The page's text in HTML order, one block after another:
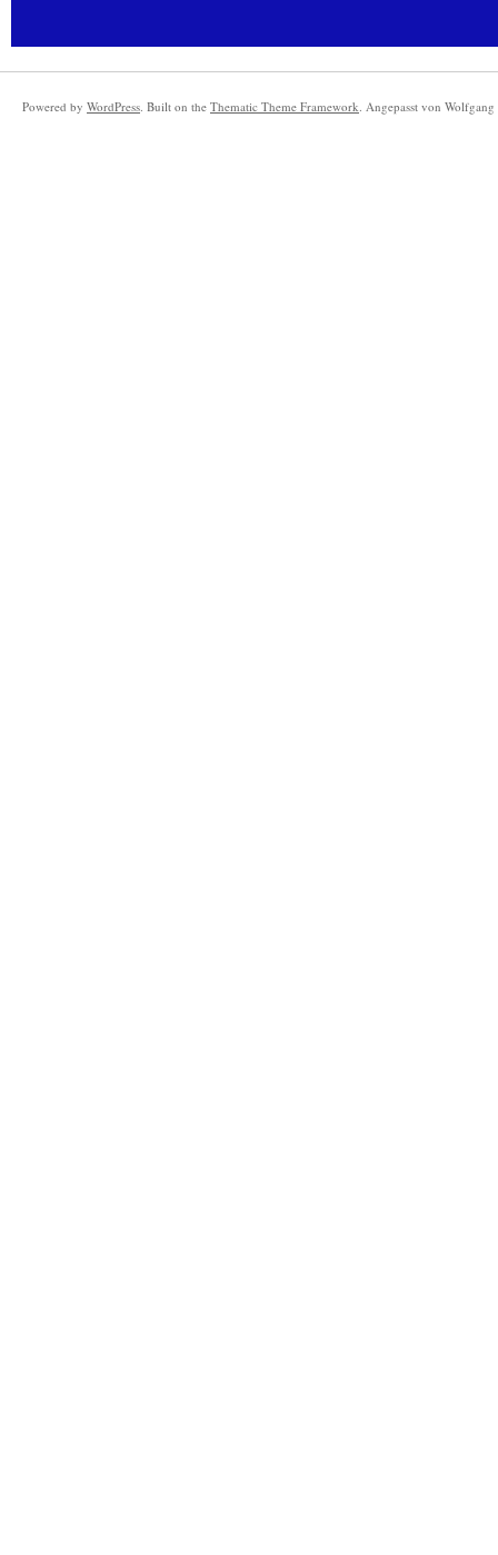
Powered by WordPress. Built on the Thematic Theme Framework. Angepasst von